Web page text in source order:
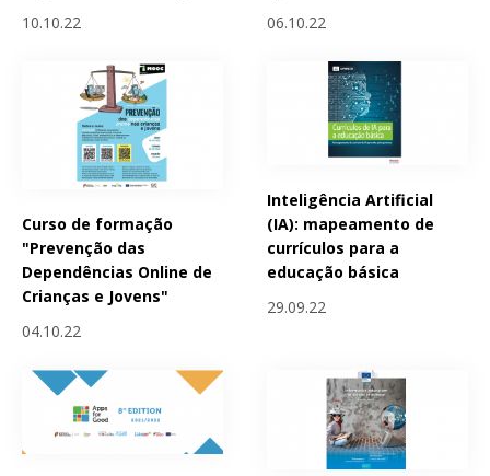
10.10.22
06.10.22
Curso de formação
"Prevenção das
Dependências Online de
Crianças e Jovens"
04.10.22
Inteligência Artificial
(IA): mapeamento de
currículos para a
educação básica
29.09.22